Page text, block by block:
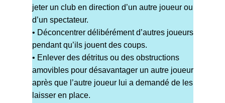
jeter un club en direction d’un autre joueur ou
d’un spectateur.
• Déconcentrer délibérément d’autres joueurs
pendant qu’ils jouent des coups.
• Enlever des détritus ou des obstructions
amovibles pour désavantager un autre joueur
après que l’autre joueur lui a demandé de les
laisser en place.